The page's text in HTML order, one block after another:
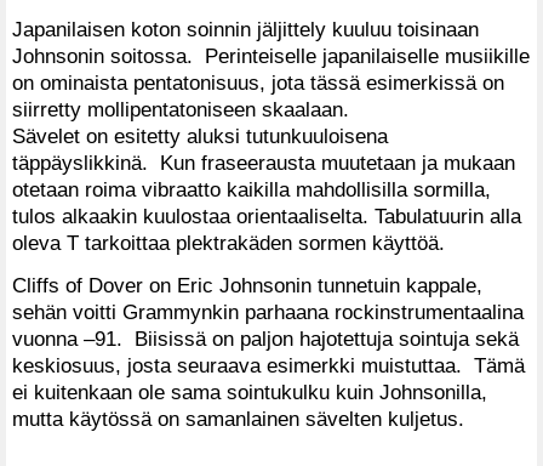
Japanilaisen koton soinnin jäljittely kuuluu toisinaan
Johnsonin soitossa. Perinteiselle japanilaiselle musiikille
on ominaista pentatonisuus, jota tässä esimerkissä on
siirretty mollipentatoniseen skaalaan.
Sävelet on esitetty aluksi tutunkuuloisena
täppäyslikkinä. Kun fraseerausta muutetaan ja mukaan
otetaan roima vibraatto kaikilla mahdollisilla sormilla,
tulos alkaakin kuulostaa orientaaliselta. Tabulatuurin alla
oleva T tarkoittaa plektrakäden sormen käyttöä.
Cliffs of Dover on Eric Johnsonin tunnetuin kappale,
sehän voitti Grammynkin parhaana rockinstrumentaalina
vuonna –91. Biisissä on paljon hajotettuja sointuja sekä
keskiosuus, josta seuraava esimerkki muistuttaa. Tämä
ei kuitenkaan ole sama sointukulku kuin Johnsonilla,
mutta käytössä on samanlainen sävelten kuljetus.